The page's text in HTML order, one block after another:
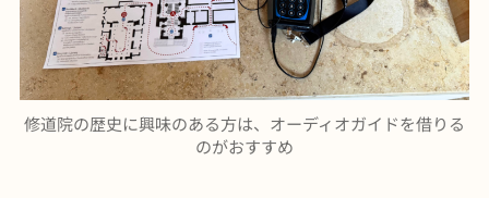
修道院の歴史に興味のある方は、オーディオガイドを借りる
のがおすすめ